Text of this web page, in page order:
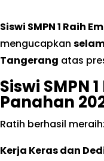
Siswi SMPN 1 Raih
mengucapkan
Tangerang atas
Siswi SMPN
Panahan
Ratih berhasil meraih:
Kerja Keras dan